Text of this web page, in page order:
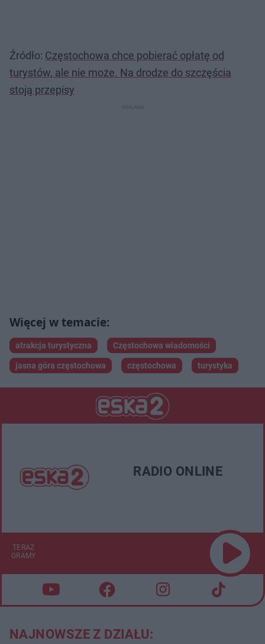
Źródło: Częstochowa chce pobierać opłatę od
turystów, ale nie może. Na drodze do szczęścia
stoją przepisy
atrakcja turystyczna Częstochowa wiadomości
jasna góra częstochowa częstochowa turystyka
RADIO ONLINE
TERAZ
GRAMY
NAJNOWSZE Z DZIAŁU: